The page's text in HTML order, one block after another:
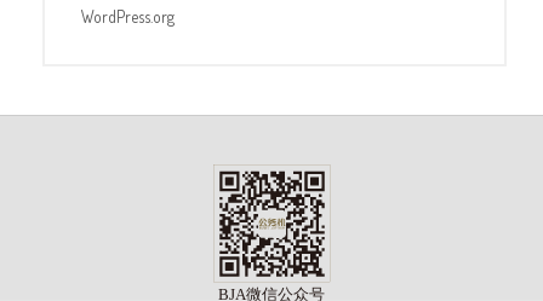
WordPress.org